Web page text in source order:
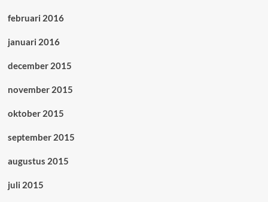
februari 2016
januari 2016
december 2015
november 2015
oktober 2015
september 2015
augustus 2015
juli 2015